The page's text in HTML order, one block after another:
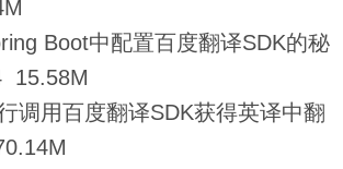
Boot中配置百度翻译SDK的秘
15.58M
调用百度翻译SDK获得英译中翻